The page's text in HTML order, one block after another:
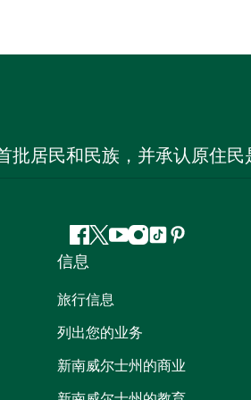
居民和民族，并承认原住
Facebook
叽
喳
喳
YouTube
Instagram
抖 Pinterest
信息
旅行信息
列出您的业务
新南威尔士州的商业